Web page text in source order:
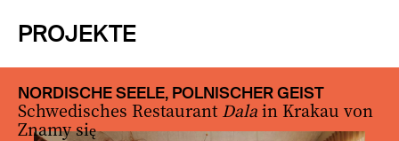
PROJEKTE
NORDISCHE SEELE, POLNISCHER GEIST
Schwedisches Restaurant Dalain Krakau von
Znamy się